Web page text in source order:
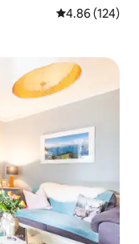
평점 4.86점(5
4.86 (124)